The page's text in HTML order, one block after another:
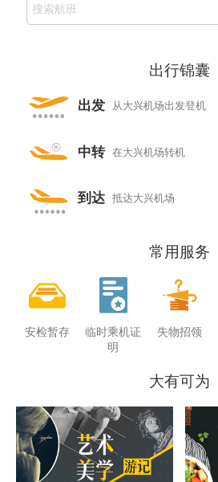
出行锦囊
出发 从大兴机场出发登机
中转 在大兴机场转机
到达 抵达大兴机场
常用服务
安检暂存
临时乘机证
明
失物招领
大有可为